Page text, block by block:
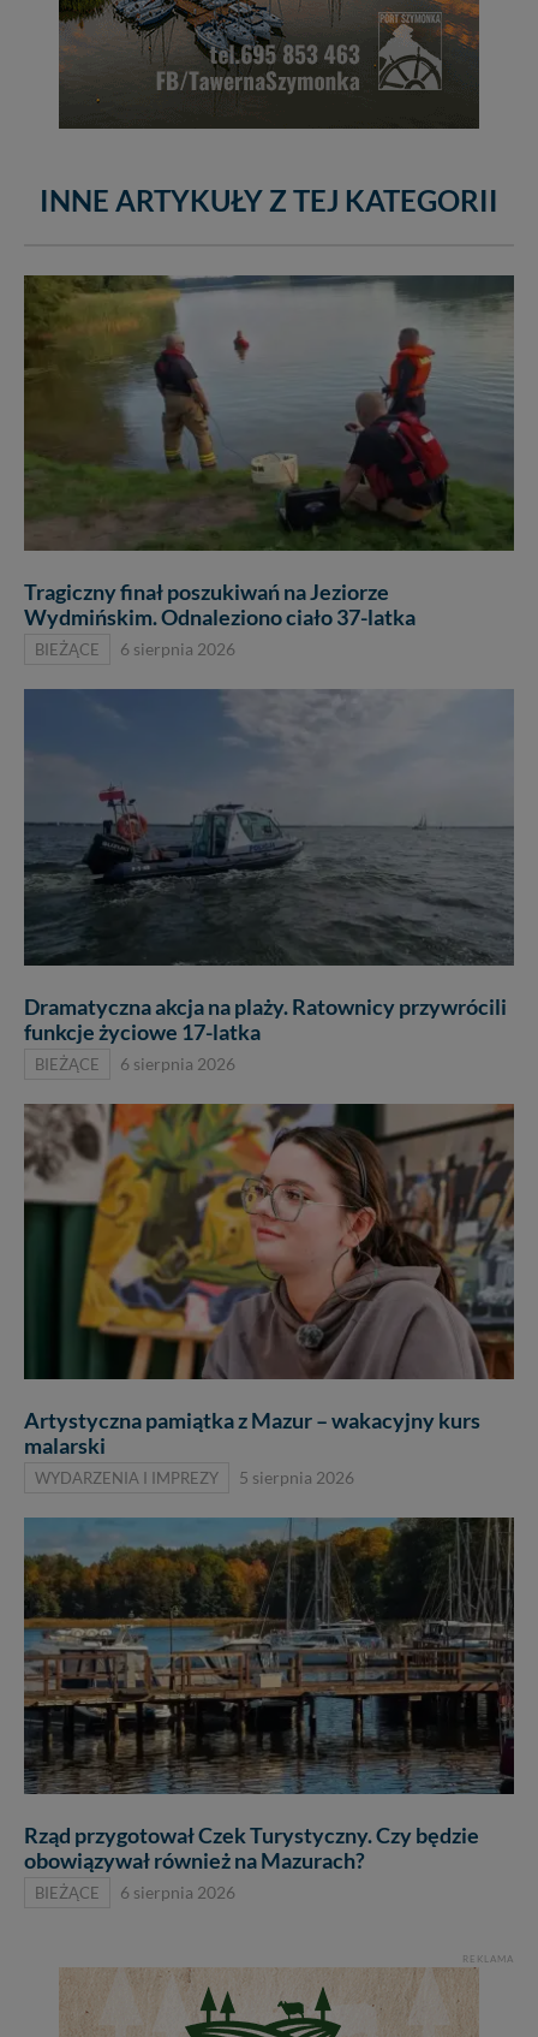
INNE ARTYKUŁY Z TEJ KATEGORII
Tragiczny finał poszukiwań na Jeziorze
Wydmińskim. Odnaleziono ciało 37-latka
BIEŻĄCE 6 sierpnia 2026
Dramatyczna akcja na plaży. Ratownicy przywrócili
funkcje życiowe 17-latka
BIEŻĄCE 6 sierpnia 2026
Artystyczna pamiątka z Mazur – wakacyjny kurs
malarski
WYDARZENIA I IMPREZY 5 sierpnia 2026
Rząd przygotował Czek Turystyczny. Czy będzie
obowiązywał również na Mazurach?
BIEŻĄCE 6 sierpnia 2026
REKLAMA